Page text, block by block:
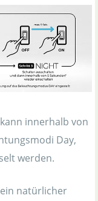
innerhalb von
Day,
werden.
natürlicher